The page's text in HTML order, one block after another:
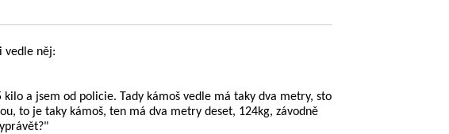
vedle něj:
a jsem od policie. Tady kámoš vedle má taky dva metry, sto
to je taky kámoš, ten má dva metry deset, 124kg, závodně